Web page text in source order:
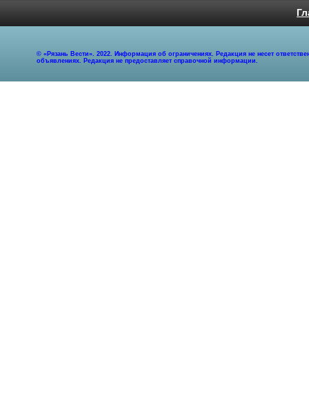
© «Рязань Вести». 2022. Информация об ограничениях. Редакция не несет
объявлениях. Редакция не предоставляет справочной информации.